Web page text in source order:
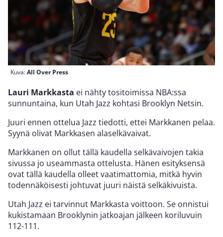
Kuva:All Over Press
Lauri Markkasta ei nähty tositoimissa NBA:ssa
sunnuntaina, kun Utah Jazz kohtasi Brooklyn Netsin.
Juuri ennen ottelua Jazz tiedotti, ettei Markkanen pelaa.
Syynä olivat Markkasen alaselkävaivat.
Markkanen on ollut tällä kaudella selkävaivojen takia
sivussa jo useammasta ottelusta. Hänen esityksensä
ovat tällä kaudella olleet vaatimattomia, mitkä hyvin
todennäköisesti johtuvat juuri näistä selkäkivuista.
Utah Jazz ei tarvinnut Markkasta voittoon. Se onnistui
kukistamaan Brooklynin jatkoajan jälkeen koriluvuin
112-111.